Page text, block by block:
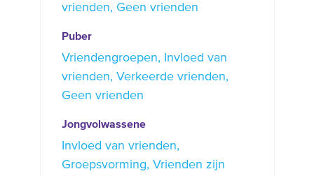
vrienden
Geen vrienden
Puber
Vriendengroepen
Invloed van
vrienden Verkeerde vrienden
Geen vrienden
Jongvolwassene
Invloed van vrienden
Groepsvorming Vrienden zijn